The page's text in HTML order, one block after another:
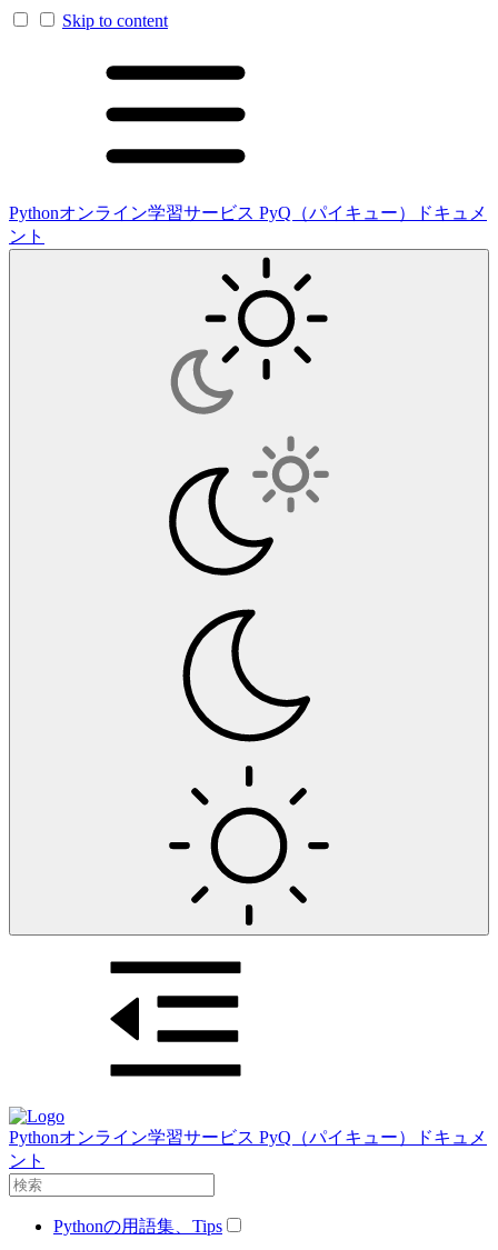
Skip to content
Pythonオンライン学習サービス PyQ（パイキュー）ドキュメ
ント
Pythonオンライン学習サービス PyQ（パイキュー）ドキュメ
ント
Pythonの用語集、Tips